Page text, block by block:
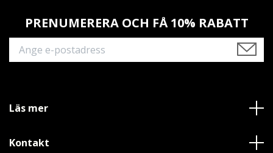
PRENUMERERA OCH FÅ 10% RABATT
Läs mer
Kontakt